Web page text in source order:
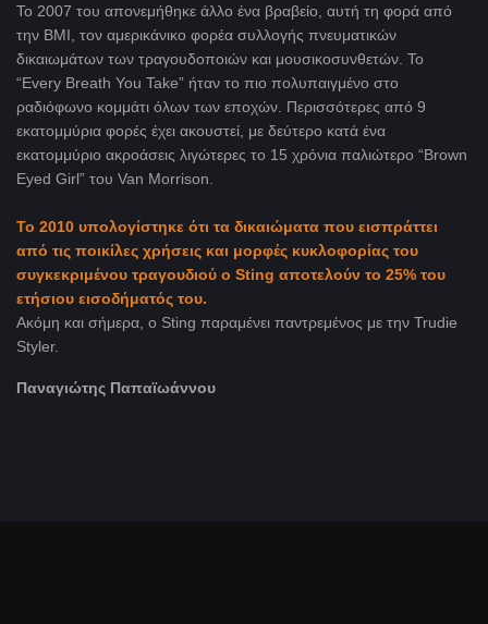
Το 2007 του απονεμήθηκε άλλο ένα βραβείο, αυτή τη φορά από
την BMI, τον αμερικάνικο φορέα συλλογής πνευματικών
δικαιωμάτων των τραγουδοποιών και μουσικοσυνθετών. Το
“Every Breath You Take” ήταν το πιο πολυπαιγμένο στο
ραδιόφωνο κομμάτι όλων των εποχών. Περισσότερες από 9
εκατομμύρια φορές έχει ακουστεί, με δεύτερο κατά ένα
εκατομμύριο ακροάσεις λιγώτερες το 15 χρόνια παλιώτερο “Brown
Eyed Girl” του Van Morrison.
Το 2010 υπολογίστηκε ότι τα δικαιώματα που εισπράττει
από τις ποικίλες χρήσεις και μορφές κυκλοφορίας του
συγκεκριμένου τραγουδιού ο Sting αποτελούν το 25% του
ετήσιου εισοδήματός του.
Ακόμη και σήμερα, o Sting παραμένει παντρεμένος με την Trudie
Styler.
Παναγιώτης Παπαϊωάννου